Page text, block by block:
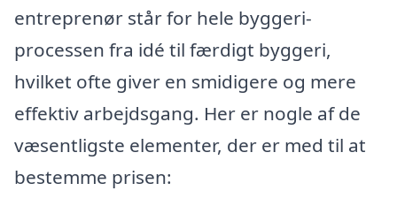
entreprenør står for hele byggeri-
processen fra idé til færdigt byggeri,
hvilket ofte giver en smidigere og mere
effektiv arbejdsgang. Her er nogle af de
væsentligste elementer, der er med til at
bestemme prisen: